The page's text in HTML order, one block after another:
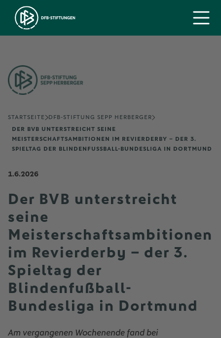
STARTSEITE
DFB-STIFTUNG SEPP HERBERGER
DER BVB UNTERSTREICHT SEINE
MEISTERSCHAFTSAMBITIONEN IM REVIERDERBY – DER 3.
SPIELTAG DER BLINDENFUSSBALL-BUNDESLIGA IN DORTMUND
1.6.2026
Der BVB unterstreicht
seine
Meisterschaftsambitionen
im Revierderby – der 3.
Spieltag der
Blindenfußball-
Bundesliga in Dortmund
Am vergangenen Wochenende fand bei